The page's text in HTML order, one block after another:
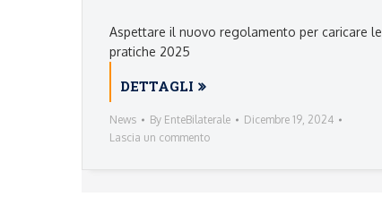
Aspettare il nuovo regolamento per caricare le
pratiche 2025
DETTAGLI
News By EnteBilaterale
Dicembre 19, 2024
Lascia un commento